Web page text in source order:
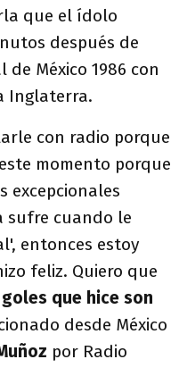
que el ídolo
después de
México 1986 con
Inglaterra.
con radio porque
momento porque
excepcionales
sufre cuando le
entonces estoy
feliz. Quiero que
que hice son
desde México
por Radio